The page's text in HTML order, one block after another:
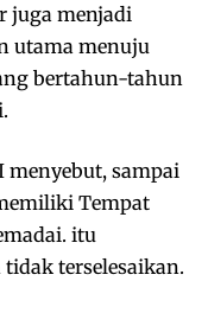
juga menjadi
utama menuju
bertahun-tahun
menyebut, sampai
Tempat
itu
terselesaikan.